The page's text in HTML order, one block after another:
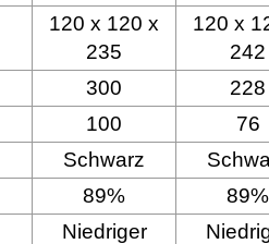
120 x 120 x
235
120 x
242
300
228
100
76
Schwarz
89% 89%
Niedriger